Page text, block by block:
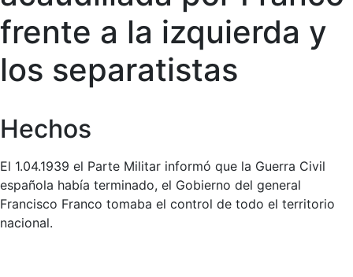
frente a la izquierda y
los separatistas
Hechos
El 1.04.1939 el Parte Militar informó que la Guerra Civil
española había terminado, el Gobierno del general
Francisco Franco tomaba el control de todo el territorio
nacional.